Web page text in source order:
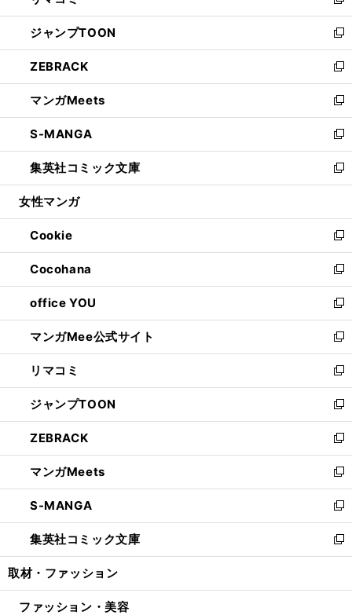
開
く
ウ
で
開
く
ン
ド
ウ
で
開
く
ウ
ィ
ン
ド
ウ
で
開
く
し
い
ウ
ィ
ン
ド
ウ
で
開
く
ジャンプTOON
新
し
い
ウ
ィ
ン
ド
ウ
で
開
ZEBRACK
新
し
い
ウ
ィ
ン
ド
ウ
開
く
マンガMeets
新
し
い
ウ
ィ
ン
ウ
で
開
く
S-MANGA
新
し
い
ウ
ン
ド
ウ
で
開
く
集英社コミック文庫
新
し
ウ
ィ
ン
ド
ウ
で
開
く
女性マンガ
Cookie
新
し
い
ウ
ィ
ン
ド
ウ
で
開
く
Cocohana
新
し
い
ウ
ィ
ン
ド
ウ
で
開
く
office YOU
新
し
い
ウ
ィ
ン
ド
ウ
で
開
く
マンガMee公式サイト
新
し
い
ウ
ィ
ン
ド
ウ
で
開
く
リマコミ
新
し
い
ウ
ィ
ン
ド
ウ
で
開
く
ジャンプTOON
新
し
い
ウ
ィ
ン
ド
ウ
で
開
ZEBRACK
新
し
い
ウ
ィ
ン
ド
ウ
開
マンガMeets
新
し
い
ウ
ィ
ン
ウ
S-MANGA
新
し
い
ウ
ン
集英社コミック文庫
新
し
ウ
取材・ファッション
ファッション・美容